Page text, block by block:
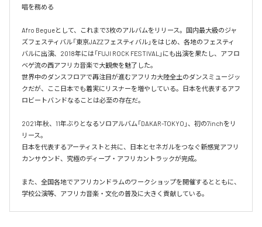
唱を務める
Afro Begueとして、これまで3枚のアルバムをリリース。国内最大級のジャ
ズフェスティバル「東京JAZZフェスティバル」をはじめ、各地のフェスティ
バルに出演、2018年には「FUJI ROCK FESTIVAL」にも出演を果たし、アフロ
ベゲ流の西アフリカ音楽で大観衆を魅了した。
世界中のダンスフロアで再注目が進むアフリカ大陸全土のダンスミュージッ
クだが、ここ日本でも着実にリスナーを増やしている。日本を代表するアフ
ロビートバンドなることは必至の存在だ。
2021年秋、11年ぶりとなるソロアルバム「DAKAR-TOKYO」、初の7inchをリ
リース。
日本を代表するアーティストと共に、日本とセネガルをつなぐ新感覚アフリ
カンサウンド、究極のディープ・アフリカントラックが完成。
また、全国各地でアフリカンドラムのワークショップを開催するとともに、
学校公演等、アフリカ音楽・文化の普及に大きく貢献している。